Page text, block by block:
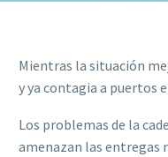
Mientras la situación
y ya contagia a puertos
Los problemas de la
amenazan las entregas